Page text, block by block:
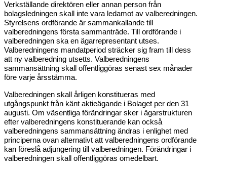
Verkställande direktören eller annan person från
bolagsledningen skall inte vara ledamot av valberedningen.
Styrelsens ordförande är sammankallande till
valberedningens första sammanträde. Till ordförande i
valberedningen ska en ägarrepresentant utses.
Valberedningens mandatperiod sträcker sig fram till dess
att ny valberedning utsetts. Valberedningens
sammansättning skall offentliggöras senast sex månader
före varje årsstämma.
Valberedningen skall årligen konstitueras med
utgångspunkt från känt aktieägande i Bolaget per den 31
augusti. Om väsentliga förändringar sker i ägarstrukturen
efter valberedningens konstituerande kan också
valberedningens sammansättning ändras i enlighet med
principerna ovan alternativt att valberedningens ordförande
kan föreslå adjungering till valberedningen. Förändringar i
valberedningen skall offentliggöras omedelbart.